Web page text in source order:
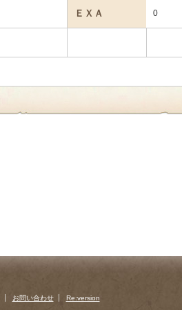
ＥＸＡ 0
お問い合わせ Re:version